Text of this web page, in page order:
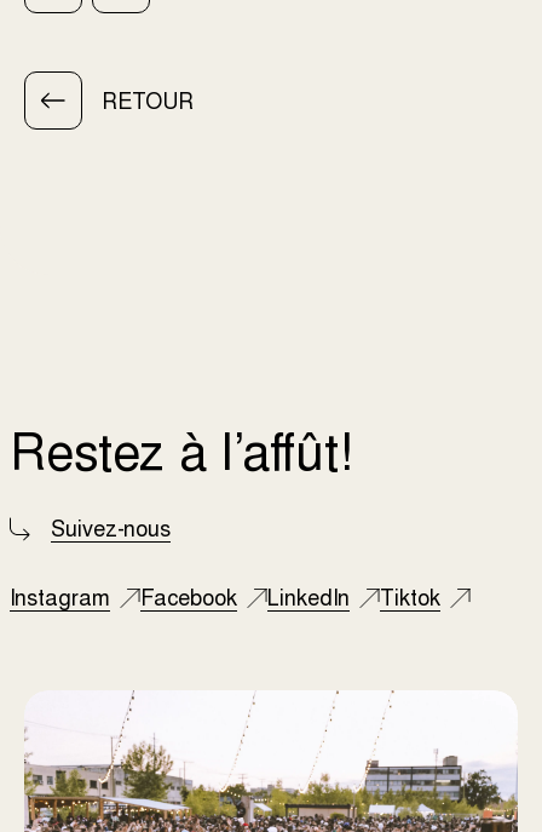
RETOUR
Restez à l’affût!
Suivez-nous
Instagram Facebook LinkedIn Tiktok